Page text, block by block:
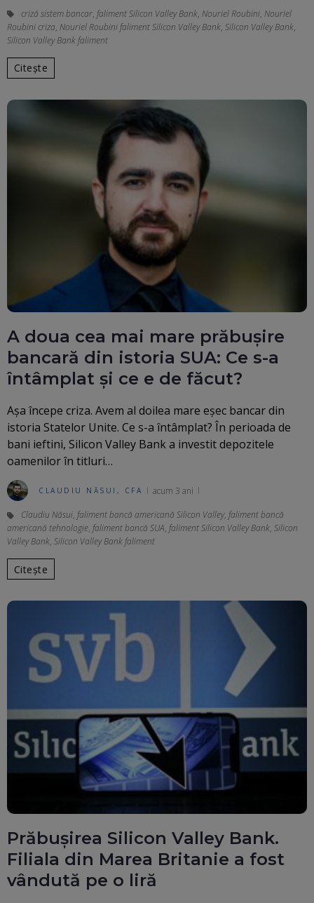
criză sistem bancar, faliment Silicon Valley Bank, Nouriel Roubini, Nouriel
Roubini criza, Nouriel Roubini faliment Silicon Valley Bank, Silicon Valley Bank,
Silicon Valley Bank faliment
Citește
A doua cea mai mare prăbușire
bancară din istoria SUA: Ce s-a
întâmplat și ce e de făcut?
Așa începe criza. Avem al doilea mare eșec bancar din
istoria Statelor Unite. Ce s-a întâmplat? În perioada de
bani ieftini, Silicon Valley Bank a investit depozitele
oamenilor în titluri…
CLAUDIU NĂSUI, CFA acum 3 ani
Claudiu Năsui, faliment bancă americană Silicon Valley, faliment bancă
americană tehnologie, faliment bancă SUA, faliment Silicon Valley Bank, Silicon
Valley Bank, Silicon Valley Bank faliment
Citește
Prăbușirea Silicon Valley Bank.
Filiala din Marea Britanie a fost
vândută pe o liră